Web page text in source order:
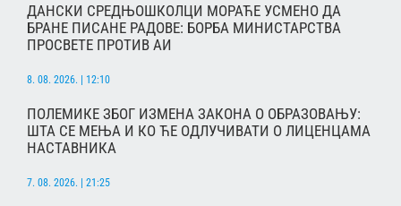
ДАНСКИ СРЕДЊОШКОЛЦИ МОРАЋЕ УСМЕНО ДА
БРАНЕ ПИСАНЕ РАДОВЕ: БОРБА МИНИСТАРСТВА
ПРОСВЕТЕ ПРОТИВ АИ
8. 08. 2026. | 12:10
ПОЛЕМИКЕ ЗБОГ ИЗМЕНА ЗАКОНА О ОБРАЗОВАЊУ:
ШТА СЕ МЕЊА И КО ЋЕ ОДЛУЧИВАТИ О ЛИЦЕНЦАМА
НАСТАВНИКА
7. 08. 2026. | 21:25